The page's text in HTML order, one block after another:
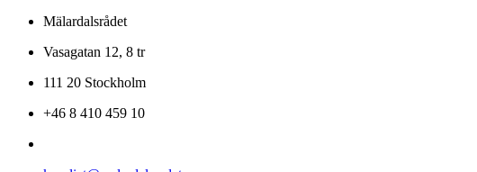
Mälardalsrådet
Vasagatan 12, 8 tr
111 20 Stockholm
+46 8 410 459 10